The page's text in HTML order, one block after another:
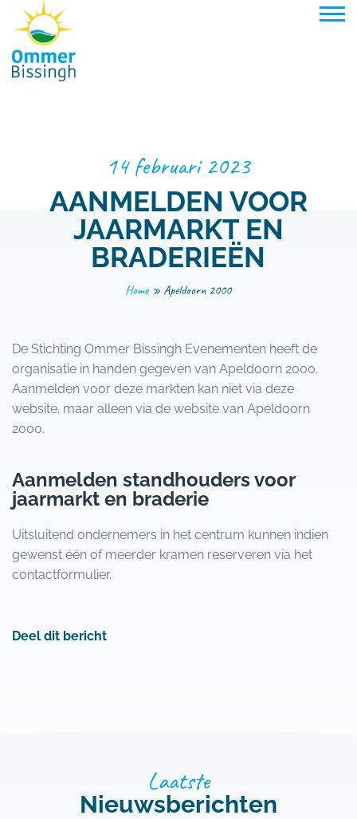
Naar hoofdinhoud
14 februari 2023
AANMELDEN VOOR
JAARMARKT EN
BRADERIEËN
Home» Apeldoorn 2000
De Stichting Ommer Bissingh Evenementen heeft de
organisatie in handen gegeven van Apeldoorn 2000.
Aanmelden voor deze markten kan niet via deze
website. maar alleen via de website van Apeldoorn
2000.
Aanmelden standhouders voor
jaarmarkt en braderie
Uitsluitend ondernemers in het centrum kunnen indien
gewenst één of meerder kramen reserveren via het
contactformulier.
Deel dit bericht
Laatste
Nieuwsberichten